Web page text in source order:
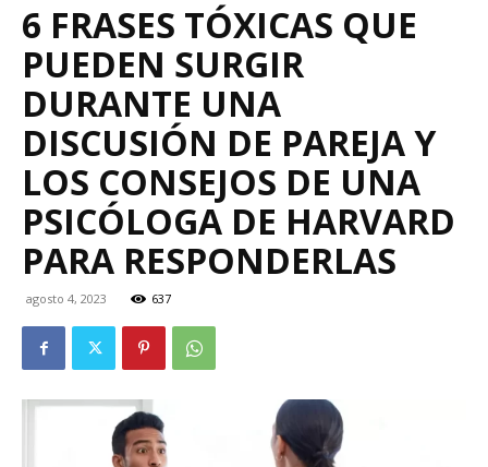
6 FRASES TÓXICAS QUE
PUEDEN SURGIR
DURANTE UNA
DISCUSIÓN DE PAREJA Y
LOS CONSEJOS DE UNA
PSICÓLOGA DE HARVARD
PARA RESPONDERLAS
agosto 4, 2023 637